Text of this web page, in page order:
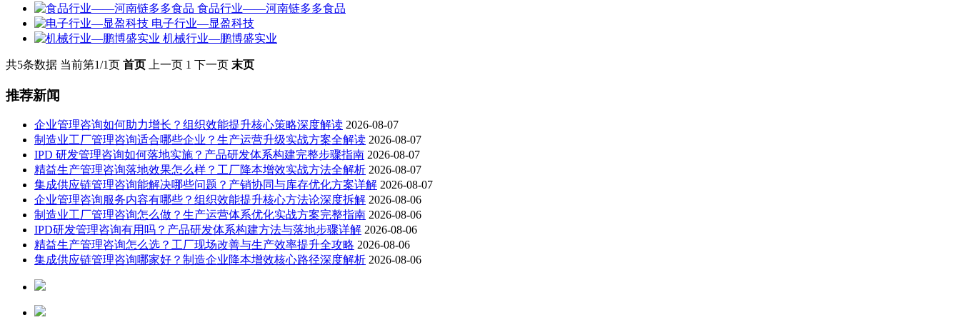
食品行业——河南链多多食品
电子行业—显盈科技
机械行业—鹏博盛实业
共5条数据 当前第1/1页 首页 上一页 1 下一页 末页
推荐新闻
企业管理咨询如何助力增长？组织效能提升核心策略深度解读 2026-08-07
制造业工厂管理咨询适合哪些企业？生产运营升级实战方案全解读 2026-08-07
IPD 研发管理咨询如何落地实施？产品研发体系构建完整步骤指南 2026-08-07
精益生产管理咨询落地效果怎么样？工厂降本增效实战方法全解析 2026-08-07
集成供应链管理咨询能解决哪些问题？产销协同与库存优化方案详解 2026-08-07
企业管理咨询服务内容有哪些？组织效能提升核心方法论深度拆解 2026-08-06
制造业工厂管理咨询怎么做？生产运营体系优化实战方案完整指南 2026-08-06
IPD研发管理咨询有用吗？产品研发体系构建方法与落地步骤详解 2026-08-06
精益生产管理咨询怎么选？工厂现场改善与生产效率提升全攻略 2026-08-06
集成供应链管理咨询哪家好？制造企业降本增效核心路径深度解析 2026-08-06